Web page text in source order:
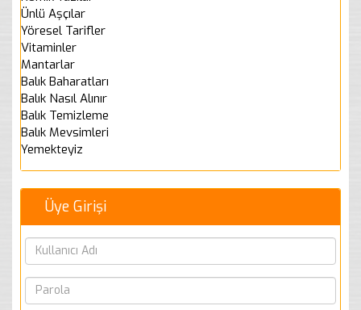
Ünlü Aşçılar
Yöresel Tarifler
Vitaminler
Mantarlar
Balık Baharatları
Balık Nasıl Alınır
Balık Temizleme
Balık Mevsimleri
Yemekteyiz
Üye Girişi